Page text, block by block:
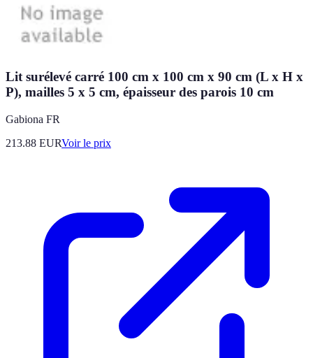
Lit surélevé carré 100 cm x 100 cm x 90 cm (L x H x
P), mailles 5 x 5 cm, épaisseur des parois 10 cm
Gabiona FR
213.88 EURVoir le prix